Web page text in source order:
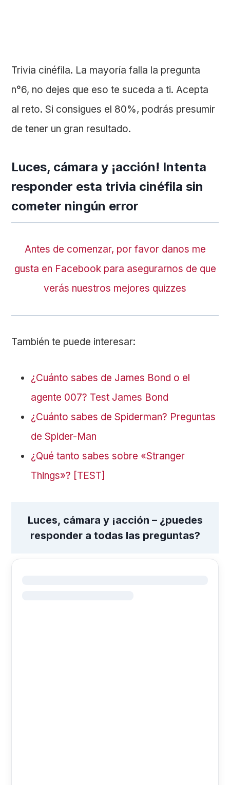
Trivia cinéfila. La mayoría falla la pregunta
n°6, no dejes que eso te suceda a ti. Acepta
al reto. Si consigues el 80%, podrás presumir
de tener un gran resultado.
Luces, cámara y ¡acción! Intenta
responder esta trivia cinéfila sin
cometer ningún error
Antes de comenzar, por favor danos me
gusta en Facebook para asegurarnos de que
verás nuestros mejores quizzes
También te puede interesar:
¿Cuánto sabes de James Bond o el
agente 007? Test James Bond
¿Cuánto sabes de Spiderman? Preguntas
de Spider-Man
¿Qué tanto sabes sobre «Stranger
Things»? [TEST]
Luces, cámara y ¡acción – ¿puedes
responder a todas las preguntas?